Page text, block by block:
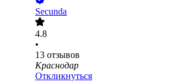
Secunda
4.8
•
13 отзывов
Краснодар
Откликнуться